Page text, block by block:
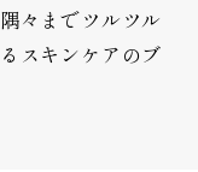
々までツルツル
スキンケアのブ